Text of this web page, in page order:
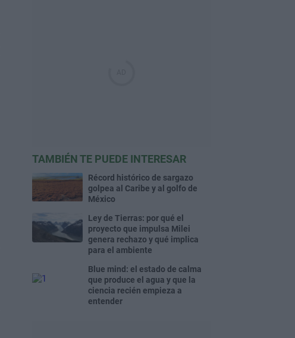
TAMBIÉN TE PUEDE INTERESAR
Récord histórico de sargazo
golpea al Caribe y al golfo de
México
Ley de Tierras: por qué el
proyecto que impulsa Milei
genera rechazo y qué implica
para el ambiente
Blue mind: el estado de calma
que produce el agua y que la
ciencia recién empieza a
entender